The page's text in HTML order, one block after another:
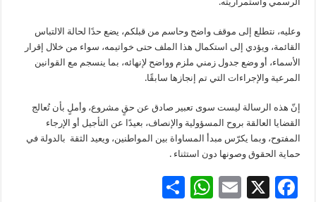
وعليه، نتطلع إلى موقف واضح وحاسم من قبلكم، يضع حدًا لحالة الالتباس
القائمة، ويؤدي إلى استكمال هذا الملف حتى خواتيمه، سواء من خلال إقرار
الأسماء، أو وضع جدول زمني ملزم وواضح لإنهائه، بما ينسجم مع القوانين
المرعية والإجراءات التي تم إنجازها سابقًا.
إنّ هذه الرسالة ليست سوى تعبير صادق عن حقٍ مشروع، وأملٍ بأن تُعالج
القضايا العالقة بروح المسؤولية والإنصاف، بعيدًا عن التأجيل أو الإرجاء
المفتوح، وبما يكرّس مبدأ المساواة بين المواطنين، ويعيد الثقة بالدولة في
حماية الحقوق وصونها دون استثناء .
F
X
E
W